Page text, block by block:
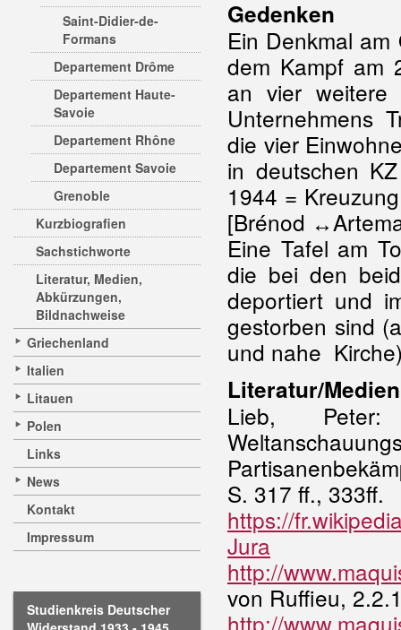
Saint-Didier-de-
Formans
Departement Drôme
Departement Haute-
Savoie
Departement Rhône
Departement Savoie
Grenoble
Kurzbiografien
Sachstichworte
Literatur, Medien,
Abkürzungen,
Bildnachweise
Griechenland
Italien
Litauen
Polen
Links
News
Kontakt
Impressum
Studienkreis Deutscher
Gedenken
Ein Denkmal
dem Kampf am
an vier weitere
Unternehmens
die vier
in deutschen
1944 =
[Brénod
Eine Tafel am
die bei den
deportiert und
gestorben sind
und nahe
Literatur/Medien
Lieb,
S. 317 ff., 333ff.
https://
Jura
http://
von Ruffieu,
http://